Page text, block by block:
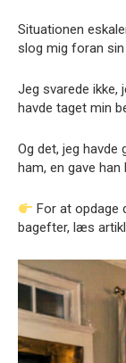
Situationen
slog mig foran sin
Jeg svarede ikke,
havde taget min
Og det, jeg havde
ham, en gave
For at opdage
bagefter, læs